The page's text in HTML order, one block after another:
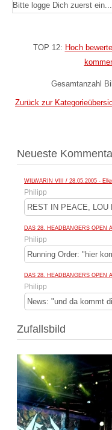
Bitte logge Dich zuerst ein...
TOP 12: Hoch
Gesamtanzahl
Zurück zur
Neueste
WILWARIN VIII / 28.05.2005 -
Philipp
REST IN PEACE, LOU
DAS 28. HEADBANGERS OPEN
Philipp
Running Order: "hier
DAS 28. HEADBANGERS OPEN
Philipp
News: "und da kommt
Zufallsbild